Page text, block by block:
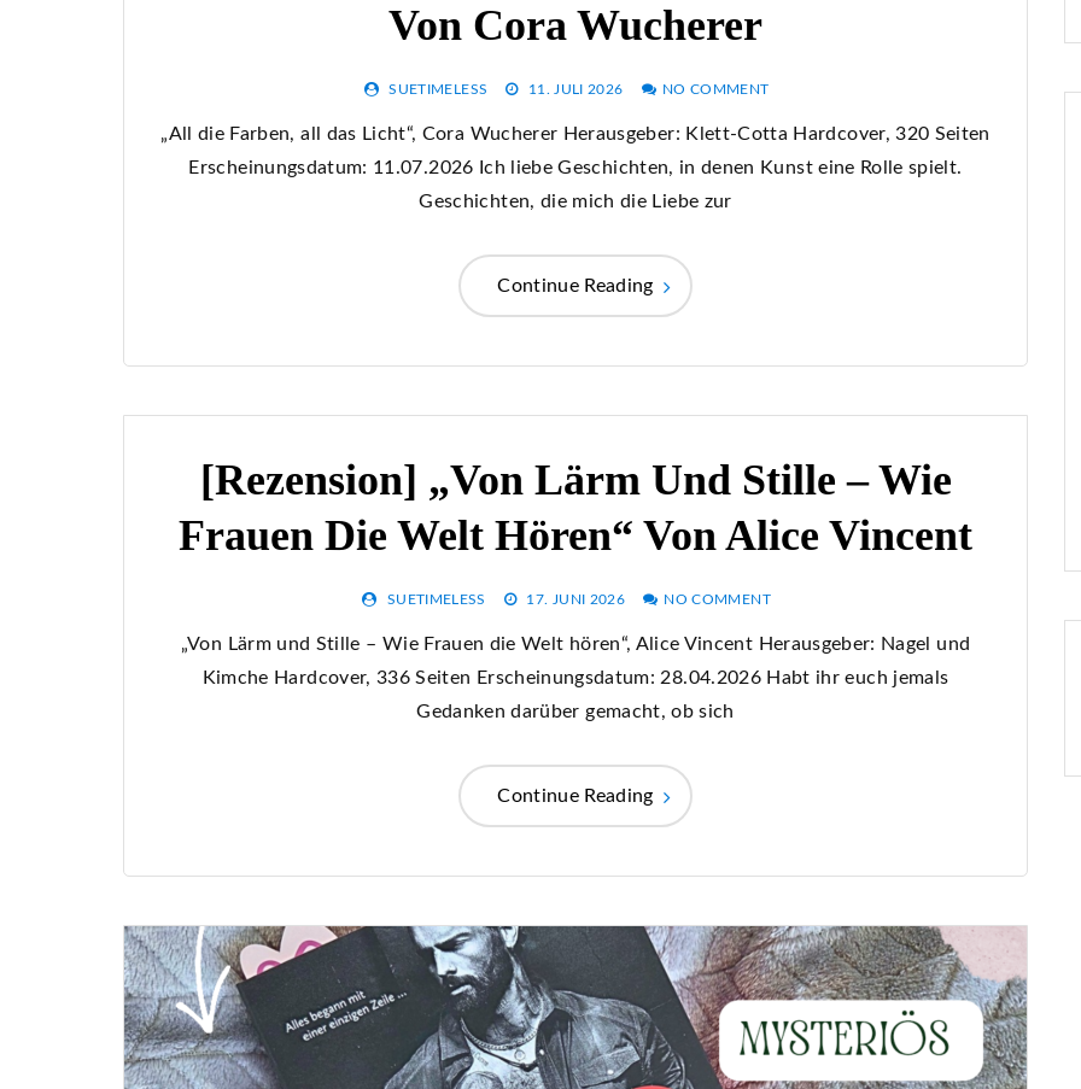
Von Cora Wucherer
SUETIMELESS 11. JULI 2026 NO COMMENT
„All die Farben, all das Licht“, Cora Wucherer Herausgeber: Klett-Cotta Hardcover, 320 Seiten
Erscheinungsdatum: 11.07.2026 Ich liebe Geschichten, in denen Kunst eine Rolle spielt.
Geschichten, die mich die Liebe zur
Continue Reading
[Rezension] „Von Lärm Und Stille – Wie
Frauen Die Welt Hören“ Von Alice Vincent
SUETIMELESS 17. JUNI 2026 NO COMMENT
„Von Lärm und Stille – Wie Frauen die Welt hören“, Alice Vincent Herausgeber: Nagel und
Kimche Hardcover, 336 Seiten Erscheinungsdatum: 28.04.2026 Habt ihr euch jemals
Gedanken darüber gemacht, ob sich
Continue Reading